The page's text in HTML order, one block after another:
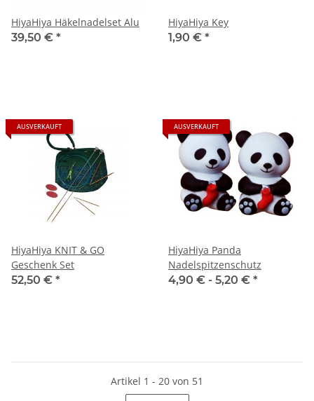
HiyaHiya Häkelnadelset Alu
39,50 € *
HiyaHiya Key
1,90 € *
AUSVERKAUFT
HiyaHiya KNIT & GO
Geschenk Set
52,50 € *
AUSVERKAUFT
HiyaHiya Panda
Nadelspitzenschutz
4,90 € - 5,20 € *
Artikel 1 - 20 von 51